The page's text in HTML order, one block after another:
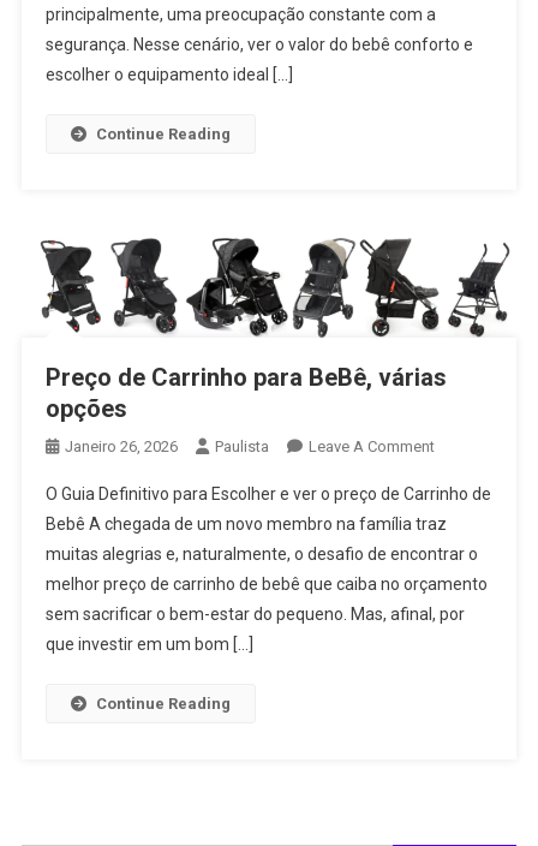
Conforto
principalmente, uma preocupação constante com a
segurança. Nesse cenário, ver o valor do bebê conforto e
escolher o equipamento ideal […]
Continue Reading
Preço de Carrinho para BeBê, várias
opções
Janeiro 26, 2026 Paulista Leave A CommentOn
De
Carrinho
Para
BeBê,
Várias
O Guia Definitivo para Escolher e ver o preço de Carrinho de
Bebê A chegada de um novo membro na família traz
muitas alegrias e, naturalmente, o desafio de encontrar o
melhor preço de carrinho de bebê que caiba no orçamento
sem sacrificar o bem-estar do pequeno. Mas, afinal, por
que investir em um bom […]
Continue Reading